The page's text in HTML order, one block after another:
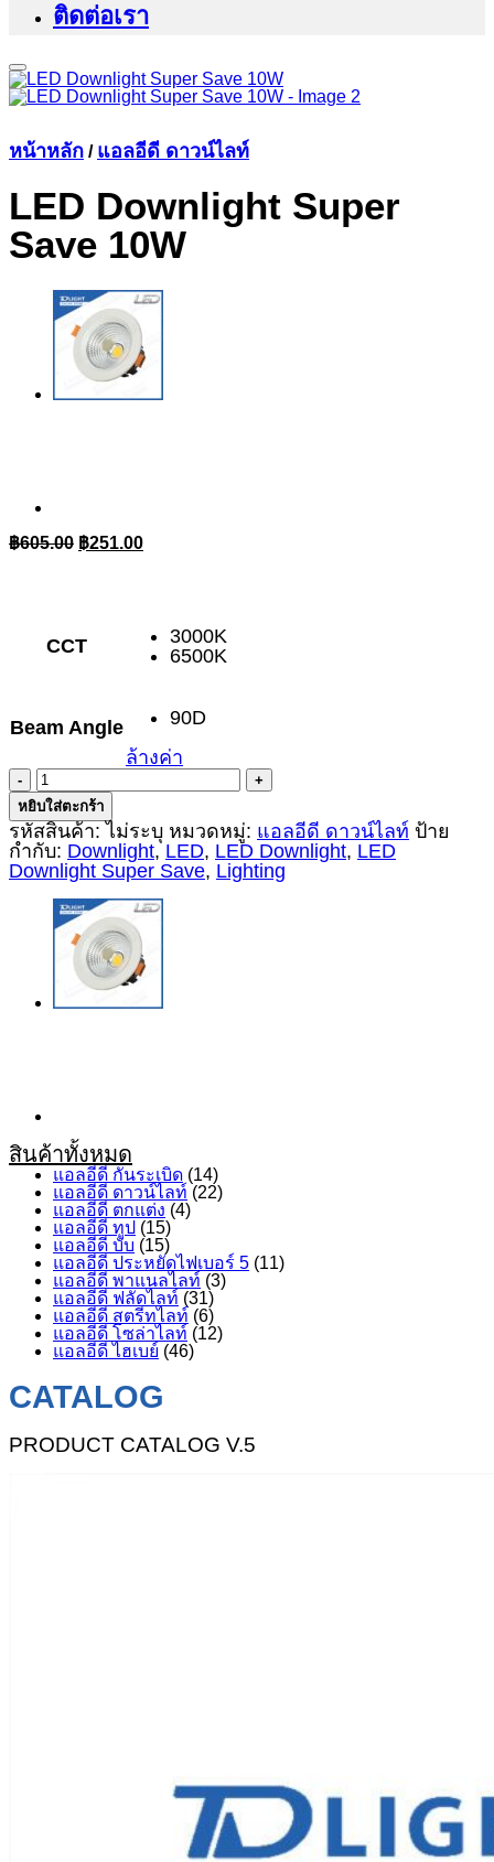
ติดต่อเรา
หน้าหลัก / แอลอีดี ดาวน์ไลท์
LED Downlight Super
Save 10W
฿605.00 Original
฿251.00Current
CCT
3000K
6500K
Beam Angle
90D
ล้างค่า
จำนวน
LED
Downlight
Super
Save
10W
ชิ้น
หยิบใส่ตะกร้า
รหัสสินค้า:ไม่ระบุ หมวดหมู่: แอลอีดี ดาวน์ไลท์ ป้าย
กำกับ: Downlight, LED, LED Downlight, LED
Downlight Super Save, Lighting
สินค้าทั้งหมด
แอลอีดี กันระเบิด (14)
แอลอีดี ดาวน์ไลท์ (22)
แอลอีดี ตกแต่ง (4)
แอลอีดี ทูป (15)
แอลอีดี บับ (15)
แอลอีดี ประหยัดไฟเบอร์ 5 (11)
แอลอีดี พาแนลไลท์ (3)
แอลอีดี ฟลัดไลท์ (31)
แอลอีดี สตรีทไลท์ (6)
แอลอีดี โซล่าไลท์ (12)
แอลอีดี ไฮเบย์ (46)
CATALOG
PRODUCT CATALOG V.5